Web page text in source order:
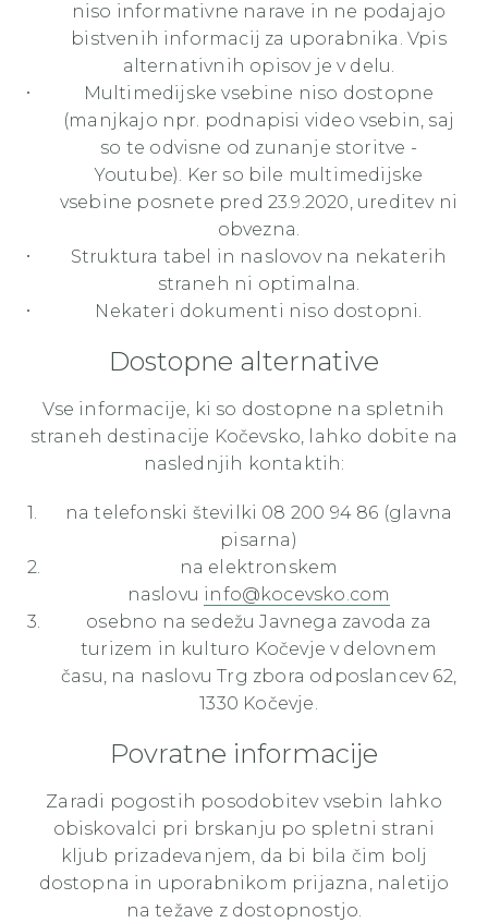
niso informativne narave in ne podajajo
bistvenih informacij za uporabnika. Vpis
alternativnih opisov je v delu.
Multimedijske vsebine niso dostopne
(manjkajo npr. podnapisi video vsebin, saj
so te odvisne od zunanje storitve -
Youtube). Ker so bile multimedijske
vsebine posnete pred 23.9.2020, ureditev ni
obvezna.
Struktura tabel in naslovov na nekaterih
straneh ni optimalna.
Nekateri dokumenti niso dostopni.
Dostopne alternative
Vse informacije, ki so dostopne na spletnih
straneh destinacije Kočevsko, lahko dobite na
naslednjih kontaktih:
na telefonski številki 08 200 94 86 (glavna
pisarna)
na elektronskem
naslovu info@kocevsko.com
osebno na sedežu Javnega zavoda za
turizem in kulturo Kočevje v delovnem
času, na naslovu Trg zbora odposlancev 62,
1330 Kočevje.
Povratne informacije
Zaradi pogostih posodobitev vsebin lahko
obiskovalci pri brskanju po spletni strani
kljub prizadevanjem, da bi bila čim bolj
dostopna in uporabnikom prijazna, naletijo
na težave z dostopnostjo.